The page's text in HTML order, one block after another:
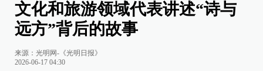
文化和旅游领域代表讲述“诗与
远方”背后的故事
来源： 光明网-《光明日报》
2026-06-17 04:30